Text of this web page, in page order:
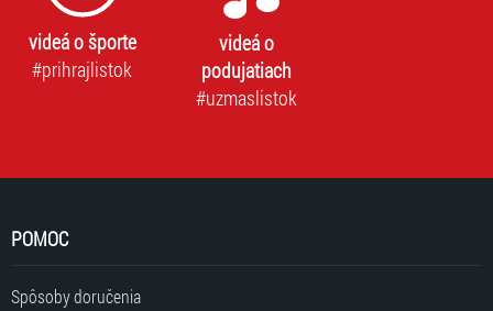
videá o športe
#prihrajlistok
videá o
podujatiach
#uzmaslistok
POMOC
Spôsoby doručenia